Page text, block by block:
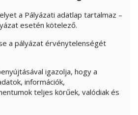
a Pályázati adatlap tartalmaz –
esetén kötelező.
a pályázat érvénytelenségét
igazolja, hogy a
információk,
teljes körűek, valódiak és